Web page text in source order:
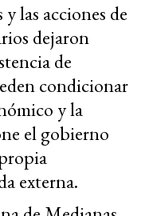
las acciones de
dejaron
de
condicionar
y la
el gobierno
externa.